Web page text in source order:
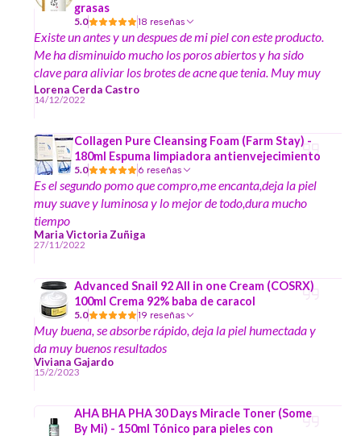
grasas
5.0 18 reseñas
Existe un antes y un despues de mi piel con este producto.
Me ha disminuido mucho los poros abiertos y ha sido
clave para aliviar los brotes de acne que tenia. Muy muy
recomendable
Lorena Cerda Castro
14/12/2022
Collagen Pure Cleansing Foam (Farm Stay) -
180ml Espuma limpiadora antienvejecimiento
5.0 6 reseñas
Es el segundo pomo que compro,me encanta,deja la piel
muy suave y luminosa y lo mejor de todo,dura mucho
tiempo
Maria Victoria Zuñiga
27/11/2022
Advanced Snail 92 All in one Cream (COSRX)
100ml Crema 92% baba de caracol
5.0 19 reseñas
Muy buena, se absorbe rápido, deja la piel humectada y
da muy buenos resultados
Viviana Gajardo
15/2/2023
AHA BHA PHA 30 Days Miracle Toner (Some
By Mi) - 150ml Tónico para pieles con